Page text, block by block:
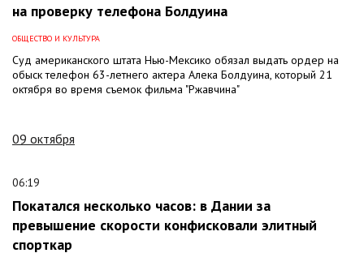
на проверку телефона Болдуина
ОБЩЕСТВО И КУЛЬТУРА
Суд американского штата Нью-Мексико обязал выдать ордер на
обыск телефон 63-летнего актера Алека Болдуина, который 21
октября во время съемок фильма "Ржавчина"
09 октября
06:19
Покатался несколько часов: в Дании за
превышение скорости конфисковали элитный
спорткар